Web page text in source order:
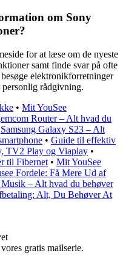
om Sony
for at læse om de nyeste
samt finde svar på ofte
elektronikforretninger
rådgivning.
• Mit YouSee
Router – Alt hvad du
Samsung Galaxy S23 – Alt
• Guide til effektiv
TV2 Play og Viaplay •
til Fibernet • Mit YouSee
Fordele: Få Mere Ud af
Musik – Alt hvad du behøver
Alt, Du Behøver At
gratis mailserie.